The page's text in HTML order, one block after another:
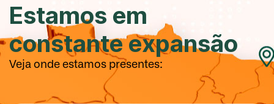
Estamos em
constante expansão
Veja onde estamos presentes: